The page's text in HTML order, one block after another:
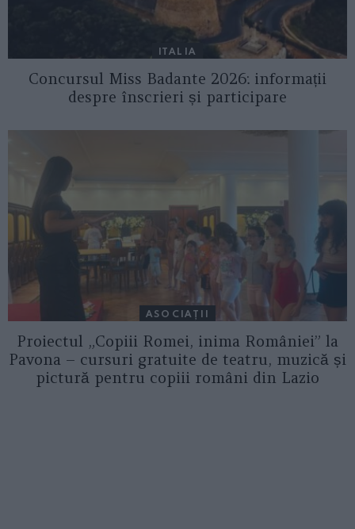
ITALIA
Concursul Miss Badante 2026: informații
despre înscrieri și participare
ASOCIAŢII
Proiectul „Copiii Romei, inima României” la
Pavona – cursuri gratuite de teatru, muzică și
pictură pentru copiii români din Lazio